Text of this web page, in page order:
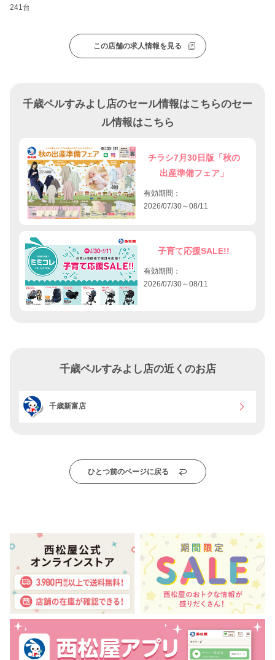
241台
この店舗の求人情報を見る
千歳ペルすみよし店のセール情報はこちらのセー
ル情報はこちら
チラシ7月30日版「秋の
出産準備フェア」
有効期間：
2026/07/30～08/11
子育て応援SALE!!
有効期間：
2026/07/30～08/11
千歳ペルすみよし店の近くのお店
千歳新富店
ひとつ前のページに戻る